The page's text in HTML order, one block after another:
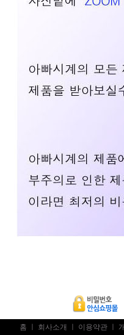
홈 회사소개 이용약관